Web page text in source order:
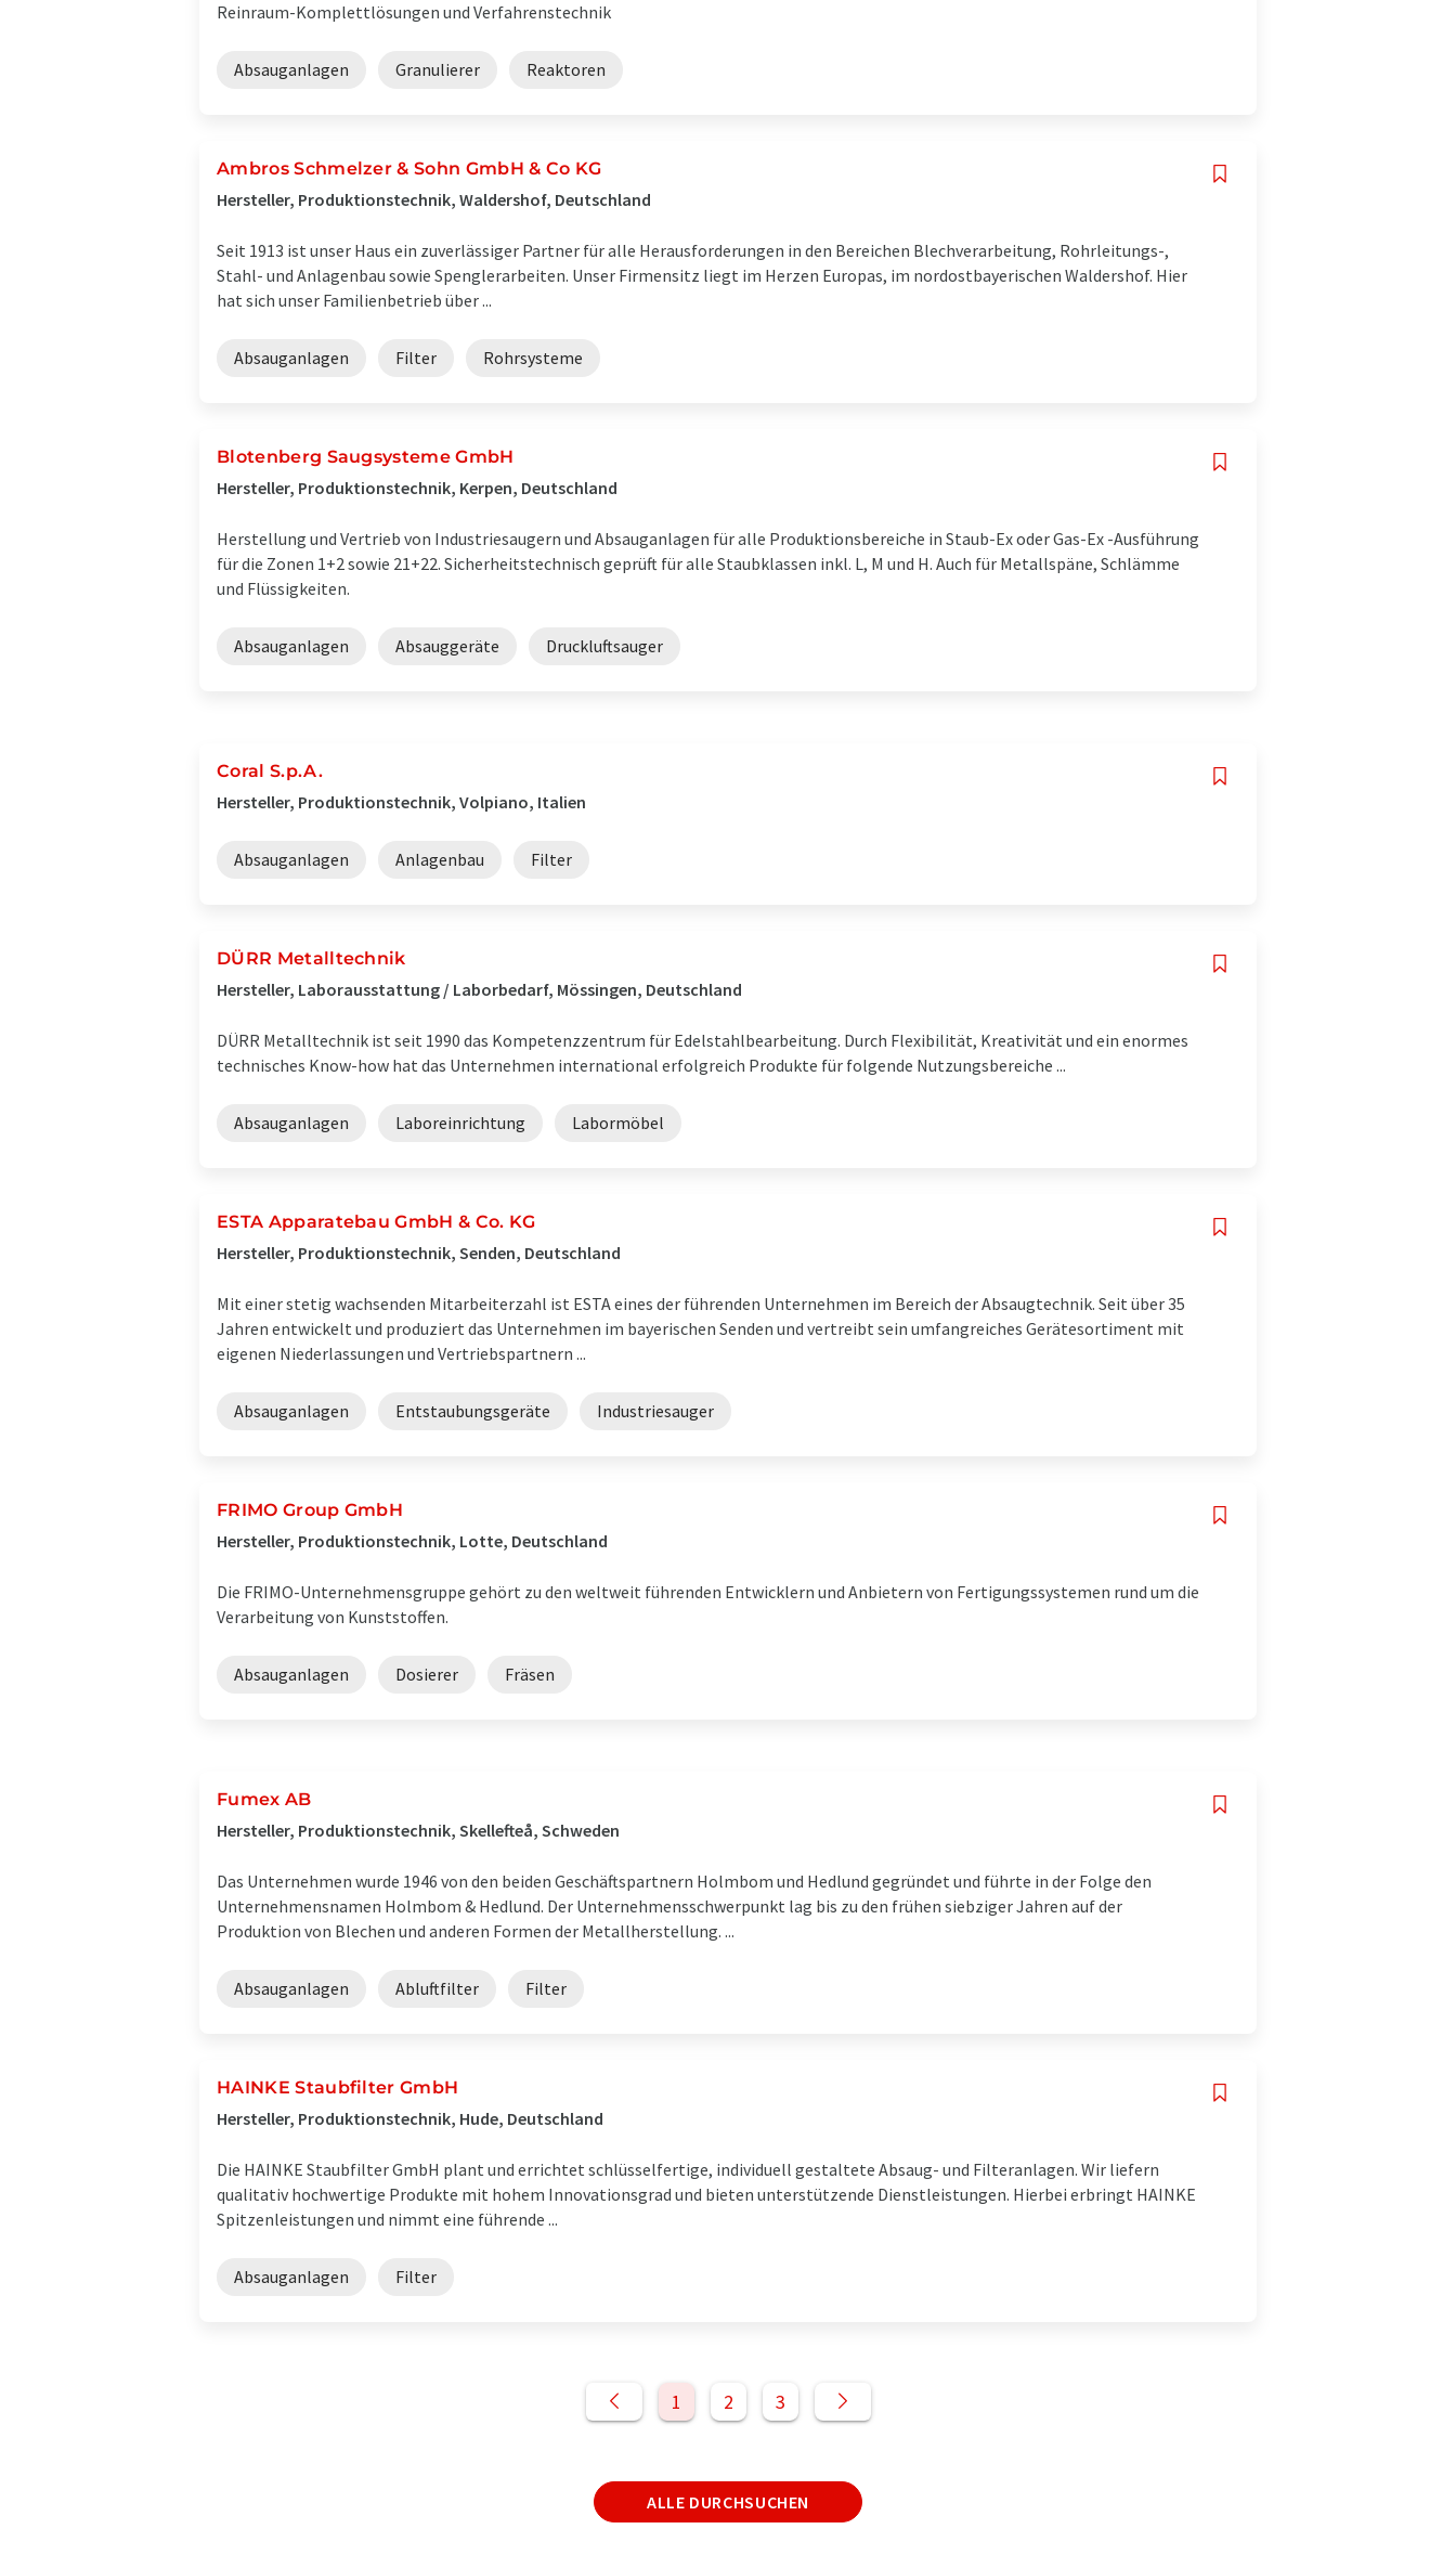
Reinraum-Komplettlösungen und Verfahrenstechnik
Absauganlagen Granulierer Reaktoren
Ambros Schmelzer & Sohn GmbH & Co KG
Hersteller, Produktionstechnik, Waldershof, Deutschland
Seit 1913 ist unser Haus ein zuverlässiger Partner für alle Herausforderungen in den Bereichen Blechverarbeitung, Rohrleitungs-,
Stahl- und Anlagenbau sowie Spenglerarbeiten. Unser Firmensitz liegt im Herzen Europas, im nordostbayerischen Waldershof. Hier
hat sich unser Familienbetrieb über ...
Absauganlagen Filter Rohrsysteme
Blotenberg Saugsysteme GmbH
Hersteller, Produktionstechnik, Kerpen, Deutschland
Herstellung und Vertrieb von Industriesaugern und Absauganlagen für alle Produktionsbereiche in Staub-Ex oder Gas-Ex -Ausführung
für die Zonen 1+2 sowie 21+22. Sicherheitstechnisch geprüft für alle Staubklassen inkl. L, M und H. Auch für Metallspäne, Schlämme
und Flüssigkeiten.
Absauganlagen Absauggeräte Druckluftsauger
Coral S.p.A.
Hersteller, Produktionstechnik, Volpiano, Italien
Absauganlagen Anlagenbau Filter
DÜRR Metalltechnik
Hersteller, Laborausstattung / Laborbedarf, Mössingen, Deutschland
DÜRR Metalltechnik ist seit 1990 das Kompetenzzentrum für Edelstahlbearbeitung. Durch Flexibilität, Kreativität und ein enormes
technisches Know-how hat das Unternehmen international erfolgreich Produkte für folgende Nutzungsbereiche ...
Absauganlagen Laboreinrichtung Labormöbel
ESTA Apparatebau GmbH & Co. KG
Hersteller, Produktionstechnik, Senden, Deutschland
Mit einer stetig wachsenden Mitarbeiterzahl ist ESTA eines der führenden Unternehmen im Bereich der Absaugtechnik. Seit über 35
Jahren entwickelt und produziert das Unternehmen im bayerischen Senden und vertreibt sein umfangreiches Gerätesortiment mit
eigenen Niederlassungen und Vertriebspartnern ...
Absauganlagen Entstaubungsgeräte Industriesauger
FRIMO Group GmbH
Hersteller, Produktionstechnik, Lotte, Deutschland
Die FRIMO-Unternehmensgruppe gehört zu den weltweit führenden Entwicklern und Anbietern von Fertigungssystemen rund um die
Verarbeitung von Kunststoffen.
Absauganlagen Dosierer Fräsen
Fumex AB
Hersteller, Produktionstechnik, Skellefteå, Schweden
Das Unternehmen wurde 1946 von den beiden Geschäftspartnern Holmbom und Hedlund gegründet und führte in der Folge den
Unternehmensnamen Holmbom & Hedlund. Der Unternehmensschwerpunkt lag bis zu den frühen siebziger Jahren auf der
Produktion von Blechen und anderen Formen der Metallherstellung. ...
Absauganlagen Abluftfilter Filter
HAINKE Staubfilter GmbH
Hersteller, Produktionstechnik, Hude, Deutschland
Die HAINKE Staubfilter GmbH plant und errichtet schlüsselfertige, individuell gestaltete Absaug- und Filteranlagen. Wir liefern
qualitativ hochwertige Produkte mit hohem Innovationsgrad und bieten unterstützende Dienstleistungen. Hierbei erbringt HAINKE
Spitzenleistungen und nimmt eine führende ...
Absauganlagen Filter
1 2 3
ALLE DURCHSUCHEN